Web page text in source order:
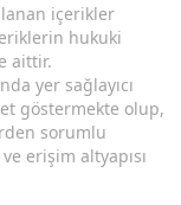
içerikler
hukuki
aittir.
yer sağlayıcı
göstermekte olup,
sorumlu
erişim altyapısı